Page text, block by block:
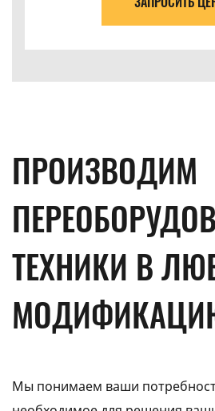
ПРОИЗВОДИМ
ТЕХНИКИ В
Мы понимаем ваши